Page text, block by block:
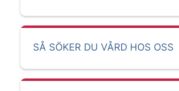
SÅ SÖKER DU VÅRD HOS OSS